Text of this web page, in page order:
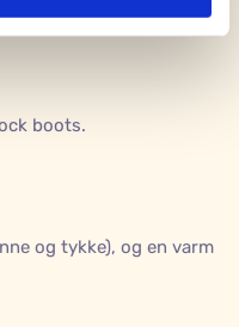
boots.
og tykke), og en varm